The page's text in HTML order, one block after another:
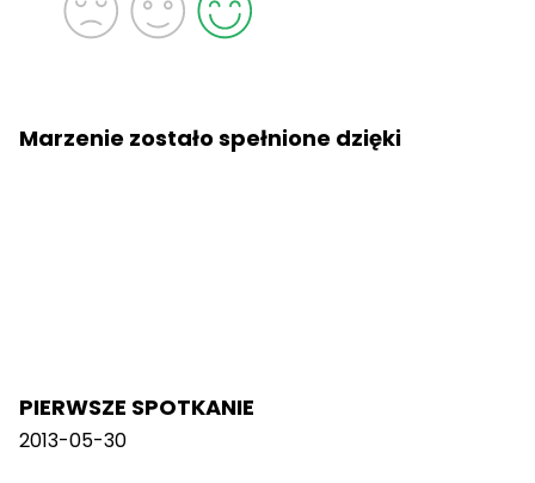
Marzenie zostało spełnione dzięki
PIERWSZE SPOTKANIE
2013-05-30